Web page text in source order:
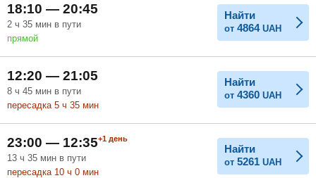
18:10 — 20:45
2 ч 35 мин в пути
прямой
Найти
от 4864 UAH
12:20 — 21:05
8 ч 45 мин в пути
пересадка 5 ч 35 мин
Найти
от 4360 UAH
23:00 — 12:35+1 день
13 ч 35 мин в пути
пересадка 10 ч 0 мин
Найти
от 5261 UAH